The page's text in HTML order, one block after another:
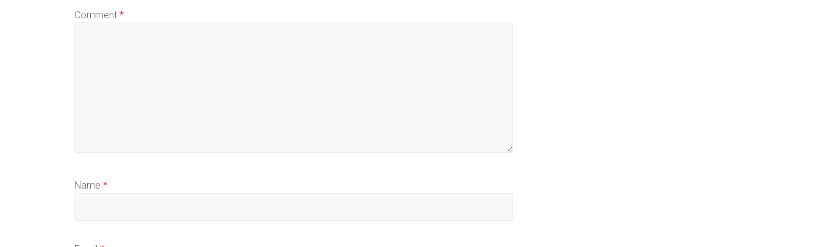
Comment *
Name *